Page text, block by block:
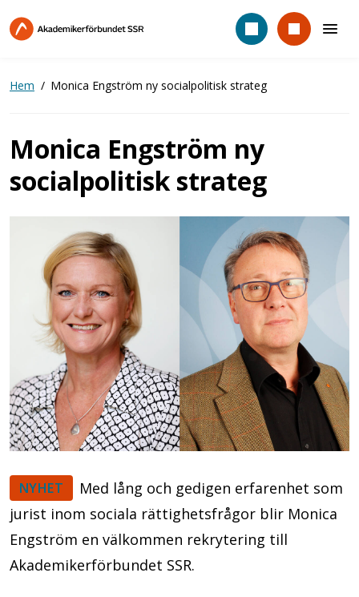
till
Hem Monica Engström ny socialpolitisk strateg
Monica Engström ny
socialpolitisk strateg
NYHET
Med lång och gedigen erfarenhet som
jurist inom sociala rättighetsfrågor blir Monica
Engström en välkommen rekrytering till
Akademikerförbundet SSR.